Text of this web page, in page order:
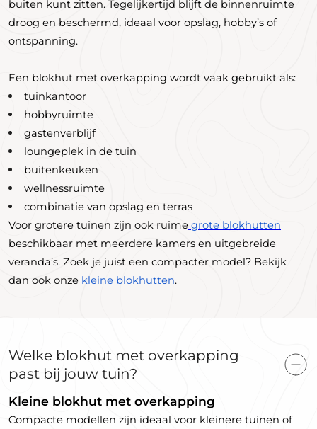
buiten kunt zitten. Tegelijkertijd blijft de binnenruimte
droog en beschermd, ideaal voor opslag, hobby’s of
ontspanning.
Een blokhut met overkapping wordt vaak gebruikt als:
tuinkantoor
hobbyruimte
gastenverblijf
loungeplek in de tuin
buitenkeuken
wellnessruimte
combinatie van opslag en terras
Voor grotere tuinen zijn ook ruime grote blokhutten
beschikbaar met meerdere kamers en uitgebreide
veranda’s. Zoek je juist een compacter model? Bekijk
dan ook onze kleine blokhutten.
Welke blokhut met overkapping
past bij jouw tuin?
Kleine blokhut met overkapping
Compacte modellen zijn ideaal voor kleinere tuinen of